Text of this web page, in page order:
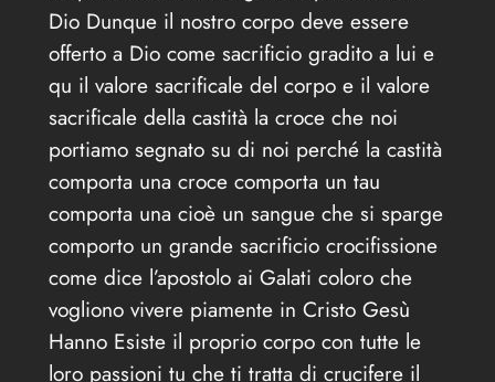
Dio Dunque il nostro corpo deve essere
offerto a Dio come sacrificio gradito a lui e
qu il valore sacrificale del corpo e il valore
sacrificale della castità la croce che noi
portiamo segnato su di noi perché la castità
comporta una croce comporta un tau
comporta una cioè un sangue che si sparge
comporto un grande sacrificio crocifissione
come dice l’apostolo ai Galati coloro che
vogliono vivere piamente in Cristo Gesù
Hanno Esiste il proprio corpo con tutte le
loro passioni tu che ti tratta di crucifere il